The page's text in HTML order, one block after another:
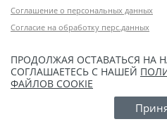
Соглашение о персональных данных
Согласие на обработку перс.данных
ПРОДОЛЖАЯ ОСТАВАТЬСЯ НА
СОГЛАШАЕТЕСЬ С НАШЕЙ
ФАЙЛОВ COOKIE